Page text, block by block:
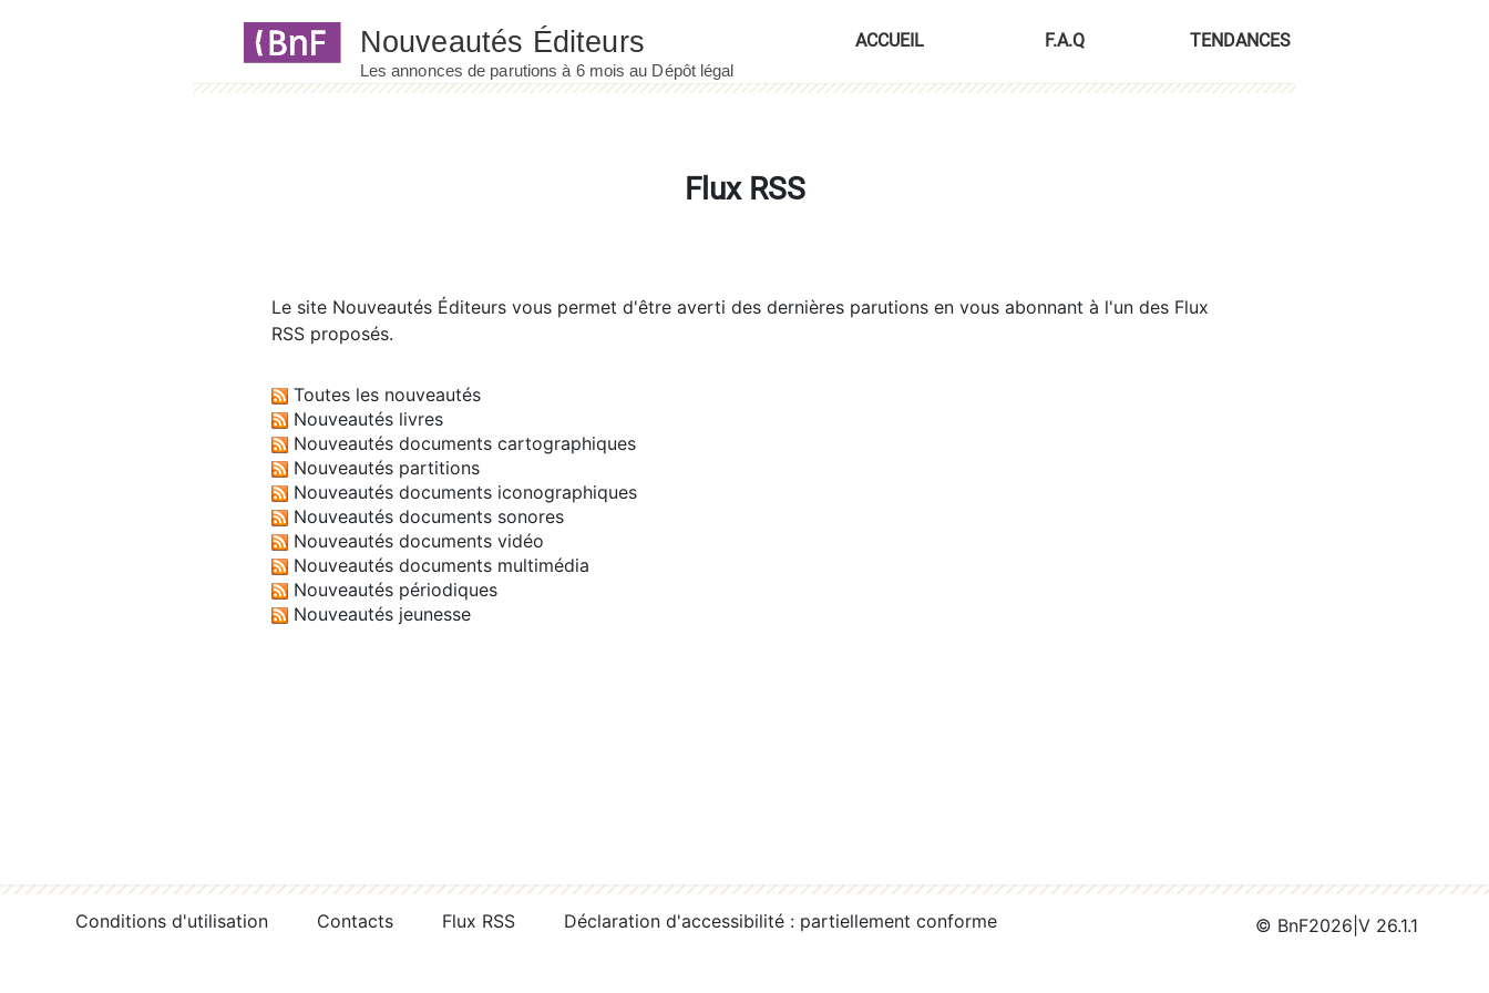
ACCUEIL F.A.Q TENDANCES
Flux RSS
Le site Nouveautés Éditeurs vous permet d'être averti des dernières parutions en vous abonnant à l'un des Flux
RSS proposés.
Toutes les nouveautés
Nouveautés livres
Nouveautés documents cartographiques
Nouveautés partitions
Nouveautés documents iconographiques
Nouveautés documents sonores
Nouveautés documents vidéo
Nouveautés documents multimédia
Nouveautés périodiques
Nouveautés jeunesse
Conditions d'utilisation Contacts Flux RSS Déclaration d'accessibilité : partiellement conforme © BnF2026 V 26.1.1